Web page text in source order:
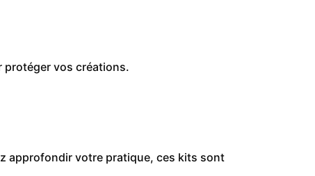
protéger vos créations.
approfondir votre pratique, ces kits sont